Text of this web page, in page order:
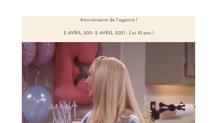
Anniversaire de l’agence !
2 AVRIL 2011- 2 AVRIL 2021 : J’ai 10 ans !